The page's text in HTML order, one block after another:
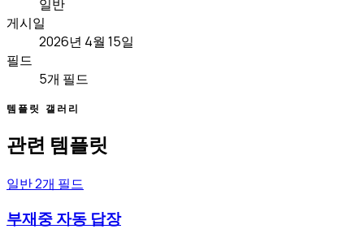
일반
게시일
2026년 4월 15일
필드
5개 필드
템플릿 갤러리
관련 템플릿
일반2개 필드
부재중 자동 답장